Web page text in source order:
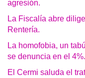
agresión.
La Fiscalía abre
Rentería.
La homofobia, un
se denuncia en el 4%.
El Cermi saluda el